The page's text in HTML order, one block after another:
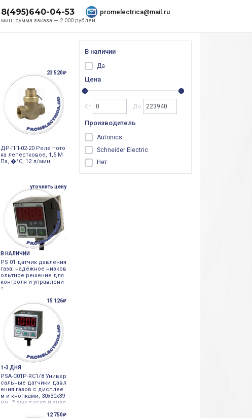
мин. сумма заказа — 2.000 рублей
8(495)640-04-53 promelectrica@mail.ru
23 520₽
ДР-ПП-02-20 Реле пото
ка лепестковое, 1,5 М
Па, �°С, 12 л/мин
уточнить цену
В НАЛИЧИИ
PS 01 датчик давления
газа: надёжное низков
ольтное решение для
контроля и управлени
я
15 126₽
1-3 ДНЯ
PSA-C01P-RC1/8 Универ
сальные датчики давл
ения газов с дисплее
м и кнопками, 30х30х39
мм, 2 вых дискр и анал
12 750₽
В наличии
Да
Цена
От До
Производитель
Autonics
Schneider Electric
Нет